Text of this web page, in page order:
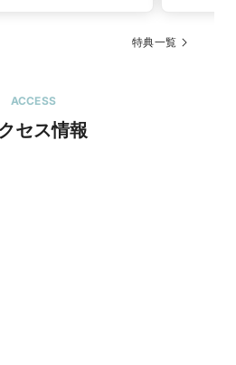
特典一覧
ACCESS
セス情報